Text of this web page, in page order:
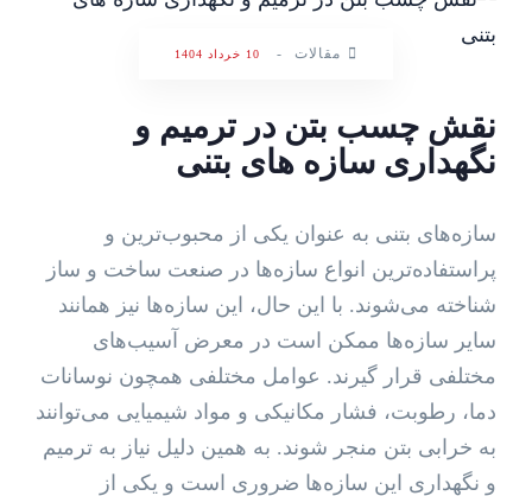
مقالات - 10 خرداد 1404
نقش چسب بتن در ترمیم و
نگهداری سازه‌ های بتنی
سازه‌های بتنی به عنوان یکی از محبوب‌ترین و
پراستفاده‌ترین انواع سازه‌ها در صنعت ساخت و ساز
شناخته می‌شوند. با این حال، این سازه‌ها نیز همانند
سایر سازه‌ها ممکن است در معرض آسیب‌های
مختلفی قرار گیرند. عوامل مختلفی همچون نوسانات
دما، رطوبت، فشار مکانیکی و مواد شیمیایی می‌توانند
به خرابی بتن منجر شوند. به همین دلیل نیاز به ترمیم
و نگهداری این سازه‌ها ضروری است و یکی از